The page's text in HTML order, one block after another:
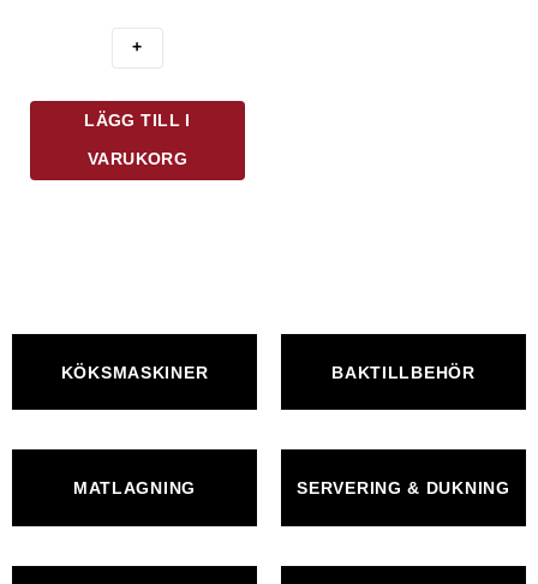
mängd
LÄGG TILL I
VARUKORG
KÖKSMASKINER BAKTILLBEHÖR
MATLAGNING SERVERING & DUKNING